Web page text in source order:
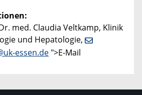
med. Claudia Veltkamp, Klinik
und Hepatologie,
essen.de ">E-Mail